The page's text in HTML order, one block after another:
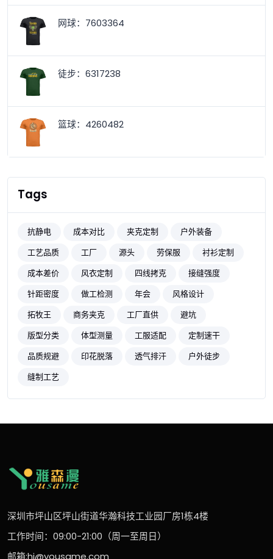
网球：7603364
徒步：6317238
篮球：4260482
Tags
抗静电 成本对比 夹克定制
户外装备
工艺品质
工厂 源头 劳保服
衬衫定制
成本差价
风衣定制 四线拷克
接缝强度
针距密度
做工检测 年会
风格设计
拓牧王
商务夹克 工厂直供
避坑
版型分类
体型测量 工服适配
定制速干
品质规避
印花脱落 透气排汗
户外徒步
缝制工艺
深圳市坪山区坪山街道华瀚科技工业园厂房1栋4楼
工作时间：09:00-21:00（周一至周日）
邮箱:hi@yousame.com